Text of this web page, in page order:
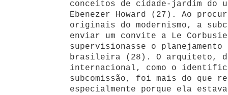
conceitos de cidade-jardim do
Ebenezer Howard (27). Ao
originais do modernismo, a
enviar um convite a Le
supervisionasse o
brasileira (28). O arquiteto, de
internacional, como o
subcomissão, foi mais do que
especialmente porque ela estava